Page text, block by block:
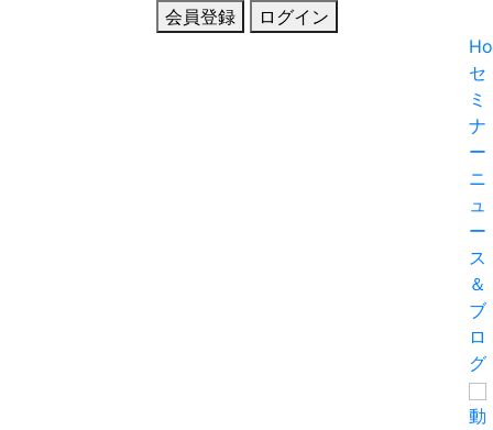
会員登録
ログイン
セ
ミ
ナ
ー
ニ
ュ
ー
ス
＆
ブ
ロ
グ
動